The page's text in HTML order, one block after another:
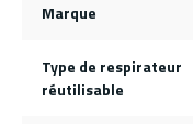
Marque
Type de respirateur
réutilisable